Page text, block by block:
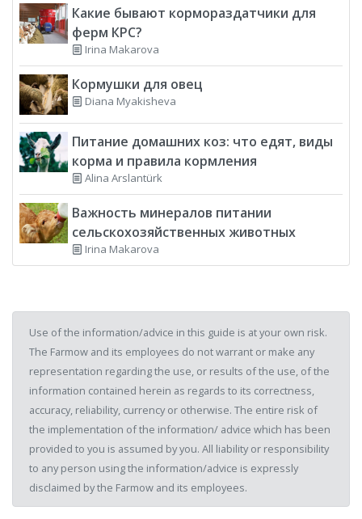
Какие бывают кормораздатчики для
ферм КРС?
Irina Makarova
Кормушки для овец
Diana Myakisheva
Питание домашних коз: что едят, виды
корма и правила кормления
Alina Arslantürk
Важность минералов питании
сельскохозяйственных животных
Irina Makarova
Use of the information/advice in this guide is at your own risk.
The Farmow and its employees do not warrant or make any
representation regarding the use, or results of the use, of the
information contained herein as regards to its correctness,
accuracy, reliability, currency or otherwise. The entire risk of
the implementation of the information/ advice which has been
provided to you is assumed by you. All liability or responsibility
to any person using the information/advice is expressly
disclaimed by the Farmow and its employees.